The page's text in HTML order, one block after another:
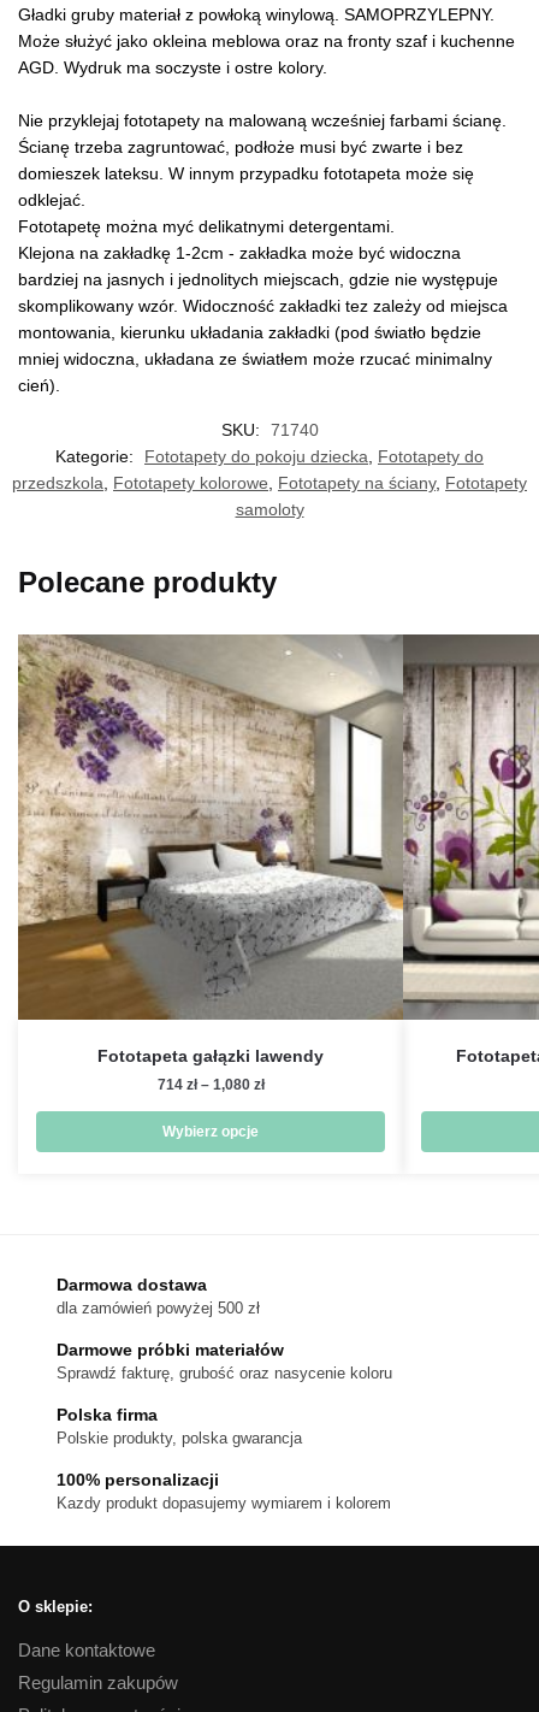
Gładki gruby materiał z powłoką winylową. SAMOPRZYLEPNY.
Może służyć jako okleina meblowa oraz na fronty szaf i kuchenne
AGD. Wydruk ma soczyste i ostre kolory.
Nie przyklejaj fototapety na malowaną wcześniej farbami ścianę.
Ścianę trzeba zagruntować, podłoże musi być zwarte i bez
domieszek lateksu. W innym przypadku fototapeta może się
odklejać.
Fototapetę można myć delikatnymi detergentami.
Klejona na zakładkę 1-2cm - zakładka może być widoczna
bardziej na jasnych i jednolitych miejscach, gdzie nie występuje
skomplikowany wzór. Widoczność zakładki tez zależy od miejsca
montowania, kierunku układania zakładki (pod światło będzie
mniej widoczna, układana ze światłem może rzucać minimalny
cień).
SKU:
71740
Kategorie:
Fototapety do pokoju dziecka
Fototapety do
przedszkola
Fototapety kolorowe Fototapety na ściany, Fototapety
samoloty
Polecane produkty
Fototapeta gałązki lawendy
714 zł – 1,080 złZakres
714 zł
Wybierz opcje
Opcje
można
wybrać
stronie
Darmowa dostawa
dla zamówień powyżej 500 zł
Darmowe próbki materiałów
Sprawdź fakturę, grubość oraz nasycenie koloru
Polska firma
Polskie produkty, polska gwarancja
100% personalizacji
Kazdy produkt dopasujemy wymiarem i kolorem
O sklepie:
Dane kontaktowe
Regulamin zakupów